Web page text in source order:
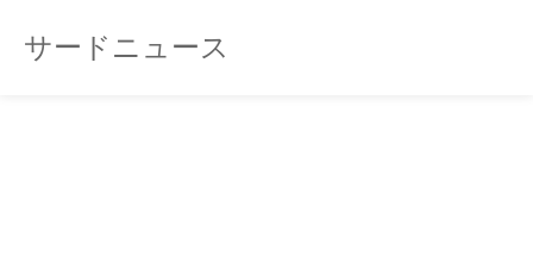
サードニュース